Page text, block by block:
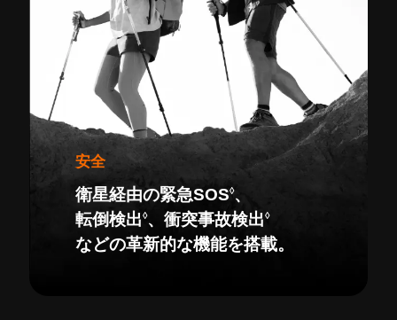
安全
衛星経由の緊急SOS◊、
転倒検出◊、衝突事故検出◊
などの革新的な機能を搭載。